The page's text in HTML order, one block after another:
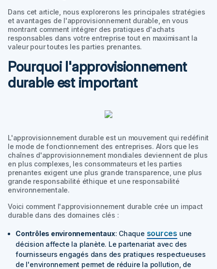
Dans cet article, nous explorerons les principales stratégies
et avantages de l'approvisionnement durable, en vous
montrant comment intégrer des pratiques d'achats
responsables dans votre entreprise tout en maximisant la
valeur pour toutes les parties prenantes.
Pourquoi l'approvisionnement
durable est important
L'approvisionnement durable est un mouvement qui redéfinit
le mode de fonctionnement des entreprises. Alors que les
chaînes d'approvisionnement mondiales deviennent de plus
en plus complexes, les consommateurs et les parties
prenantes exigent une plus grande transparence, une plus
grande responsabilité éthique et une responsabilité
environnementale.
Voici comment l'approvisionnement durable crée un impact
durable dans des domaines clés :
Contrôles environnementaux: Chaque sources une
décision affecte la planète. Le partenariat avec des
fournisseurs engagés dans des pratiques respectueuses
de l'environnement permet de réduire la pollution, de